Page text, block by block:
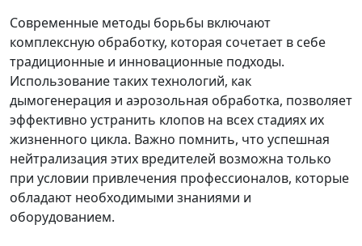
Современные методы борьбы включают
комплексную обработку, которая сочетает в себе
традиционные и инновационные подходы.
Использование таких технологий, как
дымогенерация и аэрозольная обработка, позволяет
эффективно устранить клопов на всех стадиях их
жизненного цикла. Важно помнить, что успешная
нейтрализация этих вредителей возможна только
при условии привлечения профессионалов, которые
обладают необходимыми знаниями и
оборудованием.